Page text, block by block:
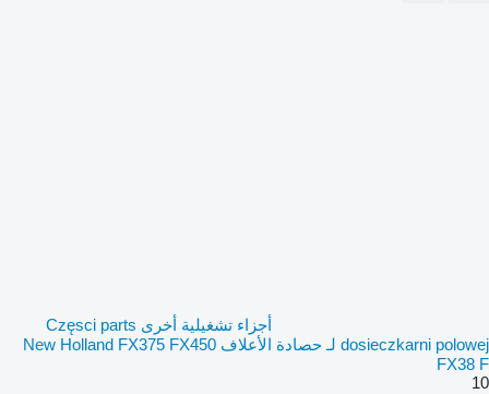
أجزاء تشغيلية أخرى Częsci parts
dosieczkarni polowej لـ حصادة الأعلاف New Holland FX375 FX450
FX38 F
10